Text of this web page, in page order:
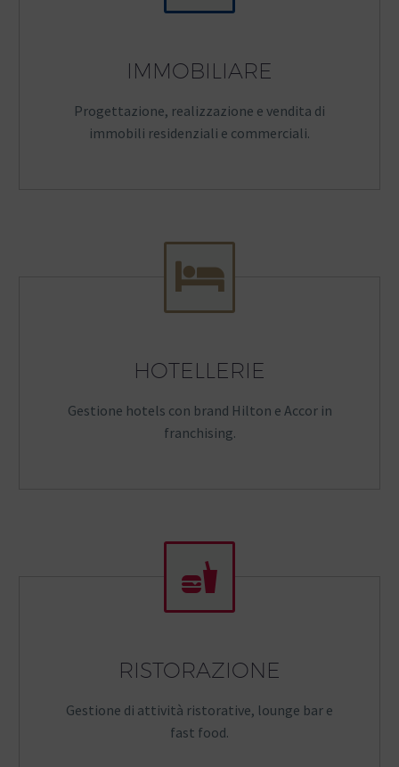
IMMOBILIARE
Progettazione, realizzazione e vendita di
immobili residenziali e commerciali.


HOTELLERIE
Gestione hotels con brand Hilton e Accor in
franchising.


RISTORAZIONE
Gestione di attività ristorative, lounge bar e
fast food.